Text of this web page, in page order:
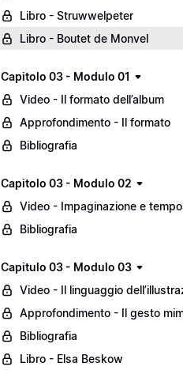
Libro - Struwwelpeter
Libro - Boutet de Monvel
Capitolo 03 - Modulo 01
Video - Il formato dell’album
Approfondimento - Il formato
Bibliografia
Capitolo 03 - Modulo 02
Video - Impaginazione e tempo
Bibliografia
Capitulo 03 - Modulo 03
Video - Il linguaggio
Approfondimento - Il gesto
Bibliografia
Libro - Elsa Beskow